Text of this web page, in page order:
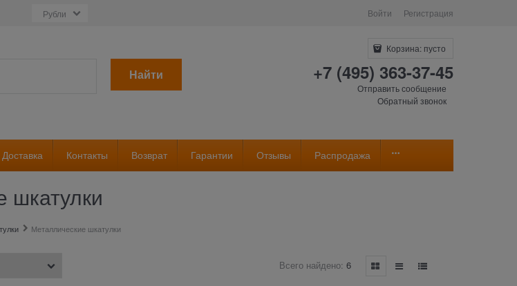
Войти Регистрация
Найти
Корзина: пусто
+7 (495) 363-37-45
Отправить сообщение
Обратный звонок
Доставка Контакты Возврат Гарантии Отзывы Распродажа
шкатулки
Металлические шкатулки
Всего найдено: 6